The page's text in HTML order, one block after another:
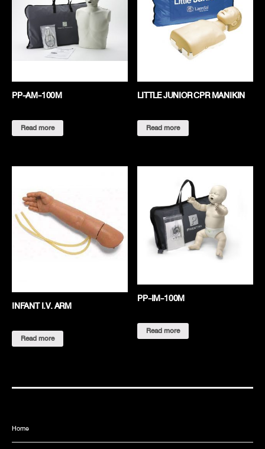
PP-AM-100M
Read more
LITTLE JUNIOR CPR MANIKIN
Read more
INFANT I.V. ARM
Read more
PP-IM-100M
Read more
Home